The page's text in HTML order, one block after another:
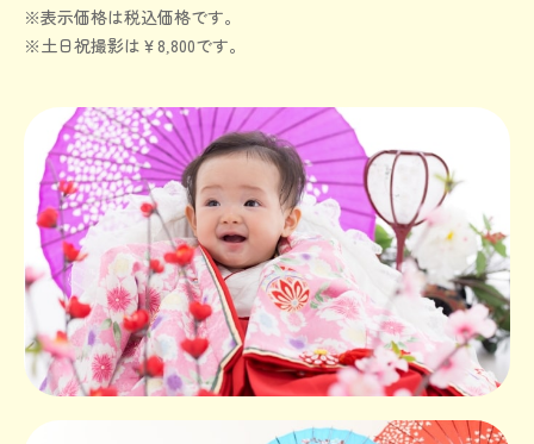
※表示価格は税込価格です。
※土日祝撮影は￥8,800です。